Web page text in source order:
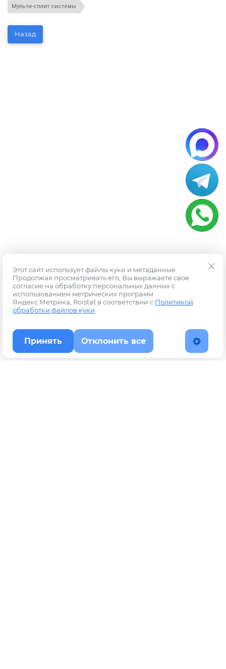
Мульти-сплит системы
Назад
Этот сайт использует файлы куки и метаданные.
Продолжая просматривать его, Вы выражаете свое
согласие на обработку персональных данных с
использованием метрических программ
Яндекс.Метрика, Roistat в соответствии с Политикой
обработки файлов куки
Принять Отклонить все